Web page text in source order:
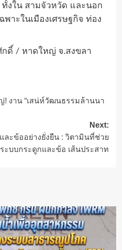
ทั้งใน สามจัวหวัด และนอก
าะในเมืองเศรษฐกิจ ท่อง
กดิ์ / หาดใหญ่ จ.สงขลา
! งาน “เสน่ห์วัฒนธรรมล้านนา
Next:
ละข้ออย่างยั่งยืน : วิตามินที่ช่วย
ะบบกระดูกและข้อ เส้นประสาท